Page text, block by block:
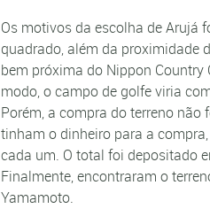
Os motivos da escolha de Arujá
quadrado, além da proximidade
bem próxima do Nippon Country
modo, o campo de golfe viria
Porém, a compra do terreno
tinham o dinheiro para a
cada um. O total foi depositado
Finalmente, encontraram o
Yamamoto.